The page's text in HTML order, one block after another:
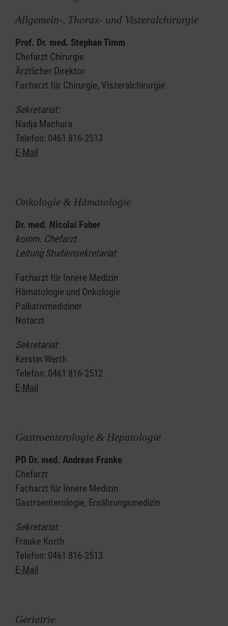
Allgemein-, Thorax- und Viszeralchirurgie
Prof. Dr. med. Stephan Timm
Chefarzt Chirurgie
Ärztlicher Direktor
Facharzt für Chirurgie, Viszeralchirurgie
Sekretariat:
Nadja Machura
Telefon: 0461 816-2513
E-Mail
Onkologie & Hämatologie
Dr. med. Nicolai Faber
komm. Chefarzt
Leitung Studiensekretariat
Facharzt für Innere Medizin
Hämatologie und Onkologie
Palliativmediziner
Notarzt
Sekretariat:
Kerstin Werth
Telefon: 0461 816-2512
E-Mail
Gastroenterologie & Hepatologie
PD Dr. med. Andreas Franke
Chefarzt
Facharzt für Innere Medizin
Gastroenterologie, Ernährungsmedizin
Sekretariat:
Frauke Korth
Telefon: 0461 816-2513
E-Mail
Geriatrie